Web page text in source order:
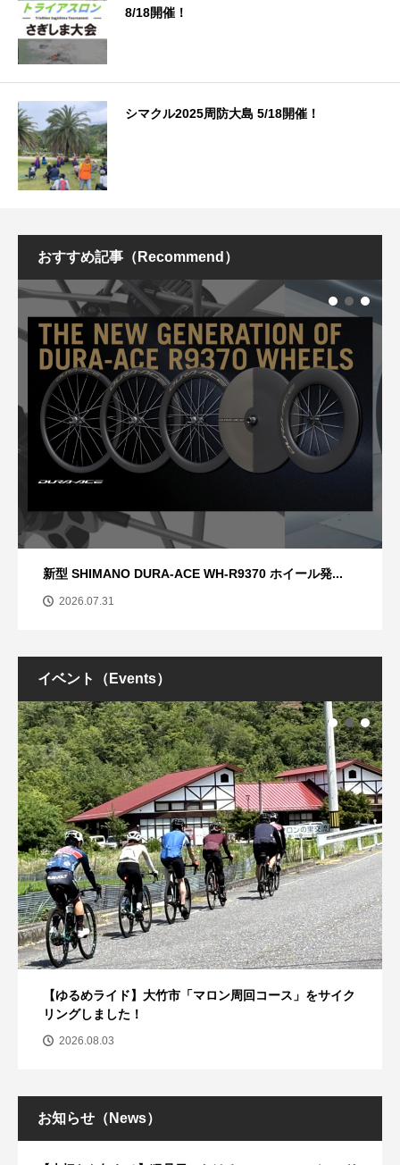
8/18開催！
シマクル2025周防大島 5/18開催！
おすすめ記事（Recommend）
新型 SHIMANO DURA-ACE WH-R9370 ホイール発...
2026.07.31
イベント（Events）
【ゆるめライド】大竹市「マロン周回コース」をサイク
リングしました！
2026.08.03
お知らせ（News）